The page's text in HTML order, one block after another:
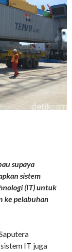
supaya
sistem
(IT) untuk
ke pelabuhan
IT juga